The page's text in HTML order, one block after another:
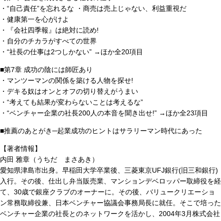
・“自己責任”を忘れるな ・商売は売上じゃない、利益重視だ
・健康第一を心がけよ
・『会社四季報』は絶対に読め!
・自分のチカラがすべての世界
・“社長の仕事は2つしかない” →ほか全20項目
■第7章 成功の陰には師匠あり
・マンツーマンの関係を築ける人物を探せ!
・デキる奴はオンとオフの切り替えがうまい
・“考えても結果が変わらないことは考えるな”
・“ベンチャー企業の社長200人の本音を聞き出せ!” →ほか全23項目
■推薦のあとがき─起業成功のヒントはサラリーマン時代にあった
【著者情報】
内田 雅章（うちだ まさあき）
愛知県津島市出身。早稲田大学卒業後、三菱東京UFJ銀行(旧三和銀行)
入行。その後、仕出し弁当販売業、マンションデベロッパー取締役を経
て、30歳で銀座クラブのオーナーに。その後、バリュークリエーショ
ン常務取締役兼、日本ベンチャー協議会事務局長に就任。そこで培った
ベンチャー企業の社長とのネットワークを活かし、2004年3月株式会社